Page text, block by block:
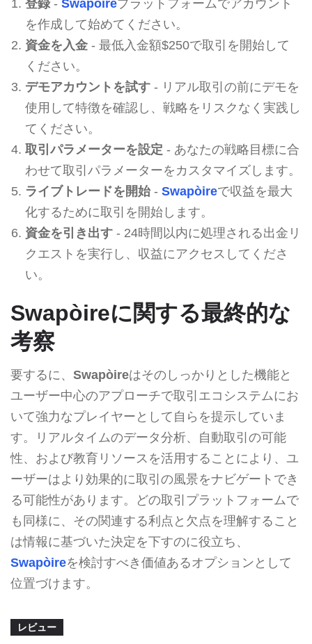
登録- Swapòireプラットフォームでアカウント
を作成して始めてください。
資金を入金- 最低入金額$250で取引を開始して
ください。
デモアカウントを試す- リアル取引の前にデモを
使用して特徴を確認し、戦略をリスクなく実践し
てください。
取引パラメーターを設定 - あなたの戦略目標に合
わせて取引パラメーターをカスタマイズします。
ライブトレードを開始- Swapòireで収益を最大
化するために取引を開始します。
資金を引き出す- 24時間以内に処理される出金リ
クエストを実行し、収益にアクセスしてくださ
い。
Swapòireに関する最終的な
考察
要するに、 Swapòireはそのしっかりとした機能と
ユーザー中心のアプローチで取引エコシステムにお
いて強力なプレイヤーとして自らを提示していま
す。リアルタイムのデータ分析、自動取引の可能
性、および教育リソースを活用することにより、ユ
ーザーはより効果的に取引の風景をナビゲートでき
る可能性があります。どの取引プラットフォームで
も同様に、その関連する利点と欠点を理解すること
は情報に基づいた決定を下すのに役立ち、
Swapòireを検討すべき価値あるオプションとして
位置づけます。
レビュー